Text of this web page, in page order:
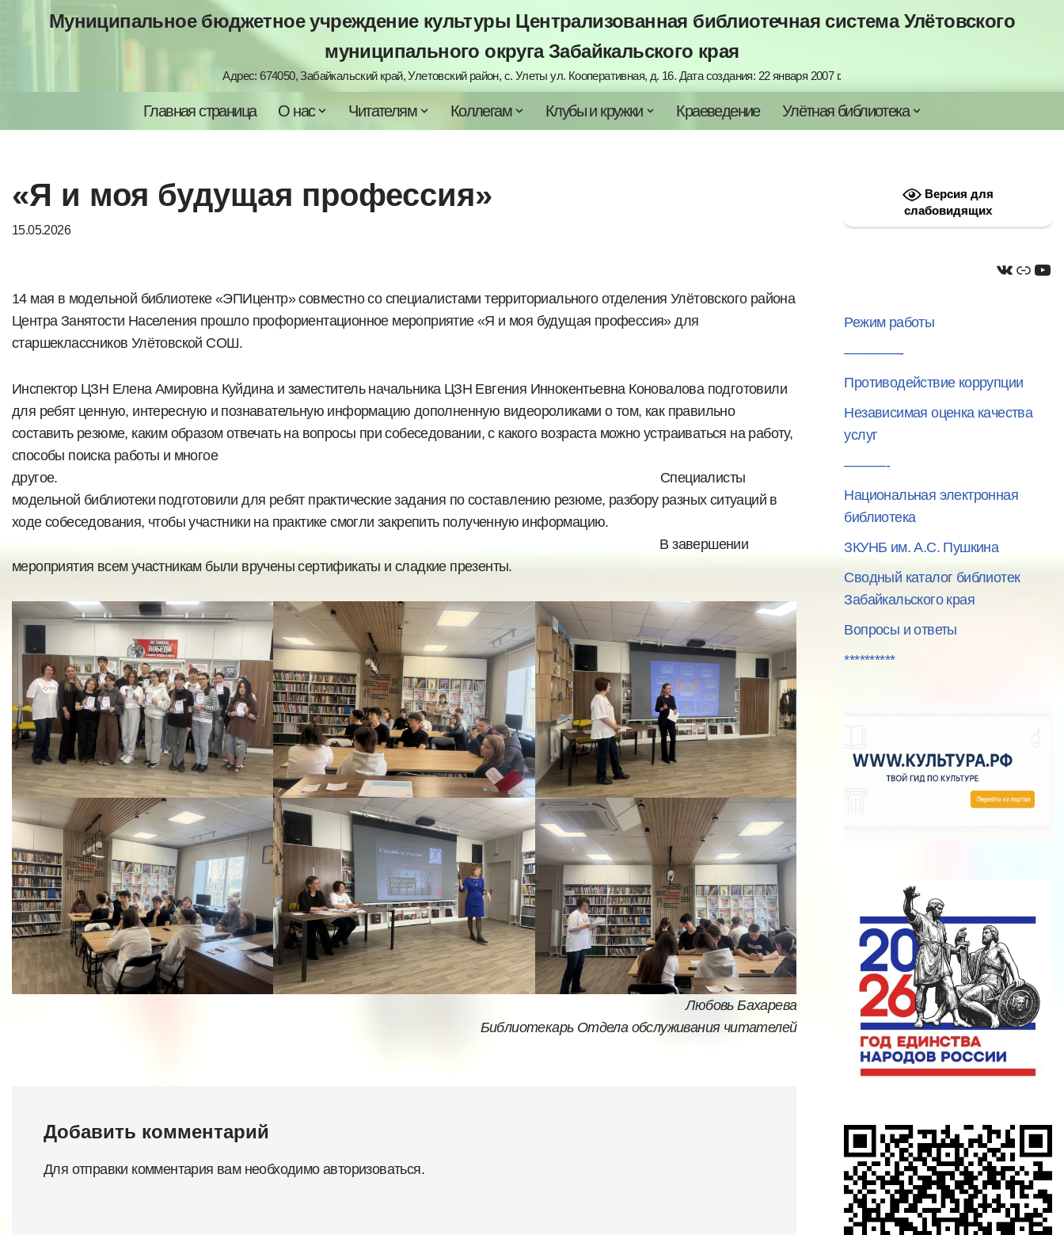
содержимому
Муниципальное бюджетное учреждение культуры Централизованная библиотечная система Улётовского
муниципального округа Забайкальского края
Адрес: 674050, Забайкальский край, Улетовский район, с. Улеты ул. Кооперативная, д. 16. Дата создания: 22 января 2007 г.
Главная страница О нас Читателям Коллегам Клубы и кружки Краеведение Улётная библиотека
«Я и моя будущая профессия»
15.05.2026
14 мая в модельной библиотеке «ЭПИцентр» совместно со специалистами территориального отделения Улётовского района
Центра Занятости Населения прошло профориентационное мероприятие «Я и моя будущая профессия» для
старшеклассников Улётовской СОШ.
Инспектор ЦЗН Елена Амировна Куйдина и заместитель начальника ЦЗН Евгения Иннокентьевна Коновалова подготовили
для ребят ценную, интересную и познавательную информацию дополненную видеороликами о том, как правильно
составить резюме, каким образом отвечать на вопросы при собеседовании, с какого возраста можно устраиваться на работу,
способы поиска работы и многое
другое. Специалисты
модельной библиотеки подготовили для ребят практические задания по составлению резюме, разбору разных ситуаций в
ходе собеседования, чтобы участники на практике смогли закрепить полученную информацию.
В завершении
мероприятия всем участникам были вручены сертификаты и сладкие презенты.
Любовь Бахарева
Библиотекарь Отдела обслуживания читателей
Добавить комментарий
Для отправки комментария вам необходимо авторизоваться.
Версия для
слабовидящих
Режим работы
————-
Противодействие коррупции
Независимая оценка качества
услуг
———-
Национальная электронная
библиотека
ЗКУНБ им. А.С. Пушкина
Сводный каталог библиотек
Забайкальского края
Вопросы и ответы
**********